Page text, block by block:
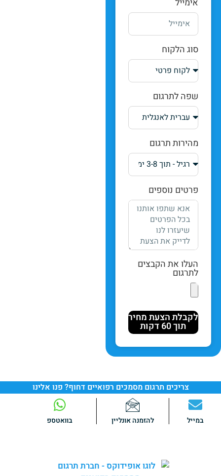
סוג הלקוח
שפה לתרגום
מהירות תרגום
פרטים נוספים
העלו את הקבצים
לתרגום
לקבלת הצעת מחיר
תוך 60 דקות
צריכים תרגום מסמכים רפואיים דחוף? פנו אלינו
במייל להזמנה אונליין בוואטספ